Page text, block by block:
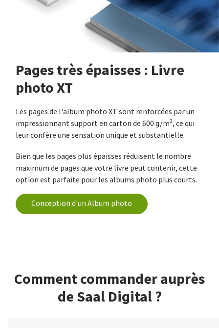
Pages très épaisses : Livre
photo XT
Les pages de l'album photo XT sont renforcées par un
impressionnant support en carton de 600 g/m², ce qui
leur confère une sensation unique et substantielle.
Bien que les pages plus épaisses réduisent le nombre
maximum de pages que votre livre peut contenir, cette
option est parfaite pour les albums photo plus courts.
Conception d'un Album photo
Comment commander auprès
de Saal Digital ?